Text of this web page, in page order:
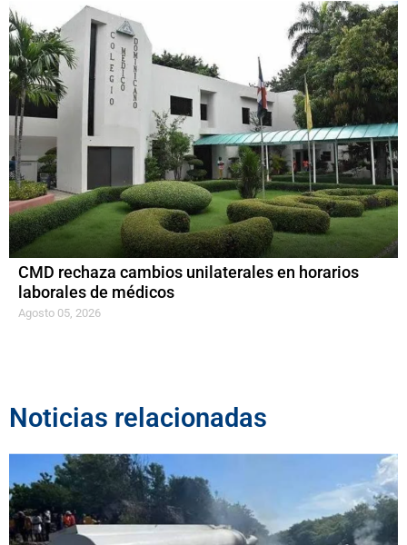
CMD rechaza cambios unilaterales en horarios
laborales de médicos
Agosto 05, 2026
Noticias relacionadas